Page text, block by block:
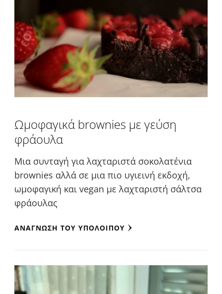
Ωμοφαγικά brownies με γεύση
φράουλα
Μια συνταγή για λαχταριστά σοκολατένια
brownies αλλά σε μια πιο υγιεινή εκδοχή,
ωμοφαγική και vegan με λαχταριστή σάλτσα
φράουλας
ΑΝΆΓΝΩΣΗ ΤΟΥ ΥΠΟΛΟΊΠΟΥ